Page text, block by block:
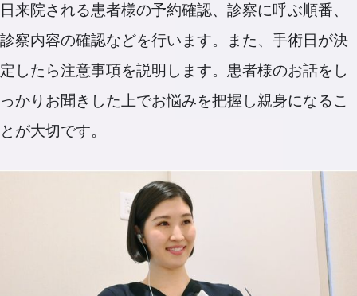
日来院される患者様の予約確認、診察に呼ぶ順番、
診察内容の確認などを行います。また、手術日が決
定したら注意事項を説明します。患者様のお話をし
っかりお聞きした上でお悩みを把握し親身になるこ
とが大切です。